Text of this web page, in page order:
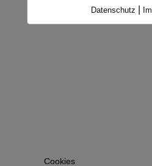
Cookies
Datenschutz